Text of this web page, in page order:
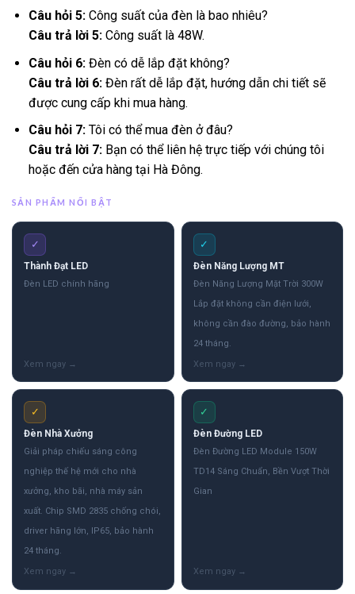
Câu hỏi 5:Công suất của đèn là bao nhiêu?
Câu trả lời 5:Công suất là 48W.
Câu hỏi 6:Đèn có dễ lắp đặt không?
Câu trả lời 6:Đèn rất dễ lắp đặt, hướng dẫn chi tiết sẽ
được cung cấp khi mua hàng.
Câu hỏi 7:Tôi có thể mua đèn ở đâu?
Câu trả lời 7:Bạn có thể liên hệ trực tiếp với chúng tôi
hoặc đến cửa hàng tại Hà Đông.
SẢN PHẨM NỔI BẬT
✓
Thành Đạt LED
Đèn LED chính hãng
✓
Đèn Năng Lượng MT
Đèn Năng Lượng Mặt Trời 300W
Lắp đặt không cần điện lưới,
không cần đào đường, bảo hành
24 tháng.
✓
Đèn Nhà Xưởng
Giải pháp chiếu sáng công
nghiệp thế hệ mới cho nhà
xưởng, kho bãi, nhà máy sản
xuất. Chip SMD 2835 chống chói,
driver hãng lớn, IP65, bảo hành
24 tháng.
✓
Đèn Đường LED
Đèn Đường LED Module 150W
TD14 Sáng Chuẩn, Bền Vượt Thời
Gian